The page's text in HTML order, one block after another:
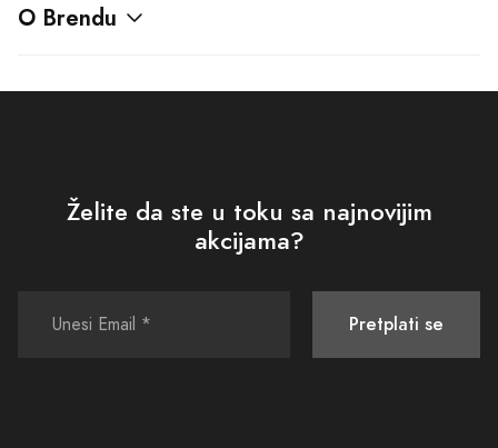
O Brendu
Želite da ste u toku sa najnovijim
akcijama?
Pretplati se